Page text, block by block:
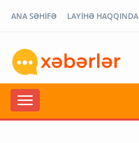
ANA SƏHİFƏ LAYİHƏ HAQQINDA